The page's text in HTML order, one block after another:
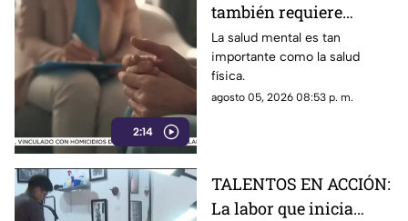
2:14
también requiere
atención
La salud mental es tan
importante como la salud
física.
agosto 05, 2026 08:53 p. m.
TALENTOS EN ACCIÓN:
La labor que inicia